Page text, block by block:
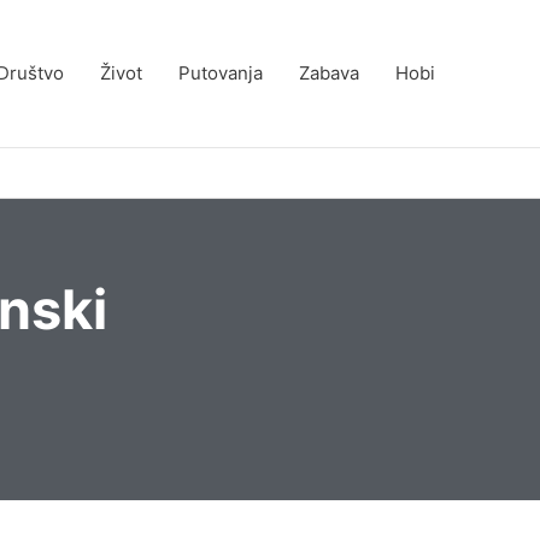
Život Putovanja Zabava Hobi